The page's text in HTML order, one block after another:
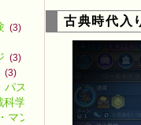
(3)
(3)
(3)
パスに備えるようです
学勝利
マンサ
古典時代入